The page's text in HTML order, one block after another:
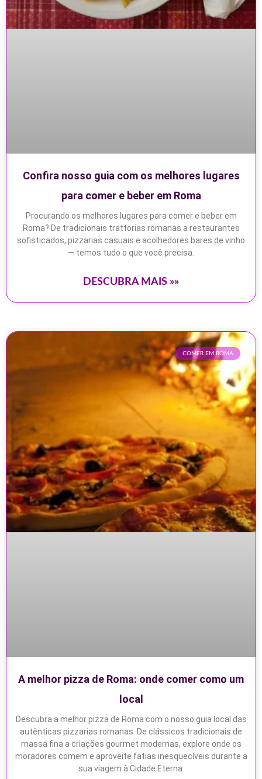
Confira nosso guia com os melhores lugares
para comer e beber em Roma
Procurando os melhores lugares para comer e beber em
Roma? De tradicionais trattorias romanas a restaurantes
sofisticados, pizzarias casuais e acolhedores bares de vinho
— temos tudo o que você precisa.
DESCUBRA MAIS »»
COMER EM ROMA
A melhor pizza de Roma: onde comer como um
local
Descubra a melhor pizza de Roma com o nosso guia local das
autênticas pizzarias romanas. De clássicos tradicionais de
massa fina a criações gourmet modernas, explore onde os
moradores comem e aproveite fatias inesquecíveis durante a
sua viagem à Cidade Eterna.